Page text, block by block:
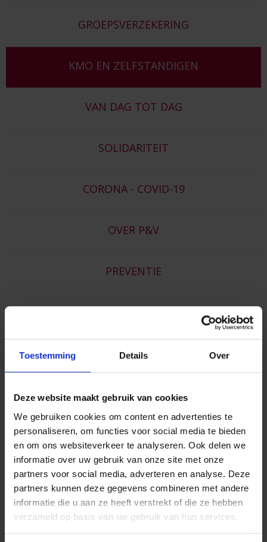
Toestemming Details Over
Deze website maakt gebruik van cookies
We gebruiken cookies om content en advertenties te
personaliseren, om functies voor social media te bieden
en om ons websiteverkeer te analyseren. Ook delen we
informatie over uw gebruik van onze site met onze
partners voor social media, adverteren en analyse. Deze
partners kunnen deze gegevens combineren met andere
informatie die u aan ze heeft verstrekt of die ze hebben
verzameld op basis van uw gebruik van hun services.
GROEPSVERZEKERING
KMO EN ZELFSTANDIGEN
VAN DAG TOT DAG
SOLIDARITEIT
CORONA - COVID-19
OVER P&V
PREVENTIE
SPAREN
RECHTSBIJSTAND
Verzekeringen voor zelfstandigen en
kmo’s